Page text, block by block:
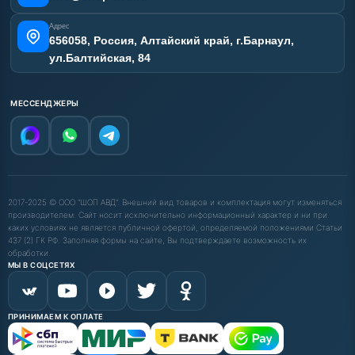
Адрес
656058, Россия, Алтайский край, г.Барнаул,
ул.Балтийская, 84
МЕССЕНДЖЕРЫ
2017-2025 © ООО "ШОП АВД". Внешний вид товаров и комплектация могут изменяться
производителем. Сайт носит исключительно информационный характер и ни при
каких условиях не является публичной офертой, определяемой положениями Статьи
437 (2) ГК РФ. Заполняя формы на сайте, Вы подтверждаете возможность их
обработки.
МЫ В СОЦСЕТЯХ
ПРИНИМАЕМ К ОПЛАТЕ